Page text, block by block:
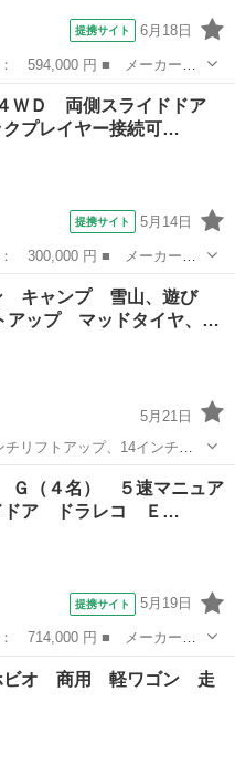
提携サイト 6月18日
レード名： Ｇ Ｇ（４
5D ■ ミッション： MT5
ＷＤ 両側スライドドア
プレイヤー接続可…
提携サイト 5月14日
グレード名： ４ＷＤ 両
レイヤー接続可 カセット
キャンプ 雪山、遊び
ップ マッドタイヤ、…
5月21日
リフトアップ、14インチア
ッドライト、スモールラン
社外ホーン等色々付いてま
Ｇ（４名） ５速マニュア
ドア ドラレコ Ｅ…
提携サイト 5月19日
レード名： Ｇ Ｇ（４
ア ドラレコ ＥＴＣ ナ
ビオ 商用 軽ワゴン 走